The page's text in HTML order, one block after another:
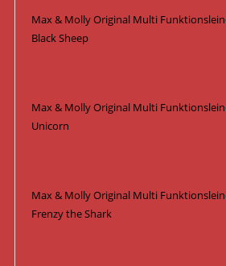
Max & Molly Original Multi
Black Sheep
Max & Molly Original Multi
Unicorn
Max & Molly Original Multi
Frenzy the Shark